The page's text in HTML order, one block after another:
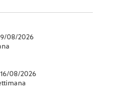
08/2026
08/2026